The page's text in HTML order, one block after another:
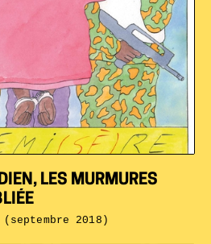
LES MURMURES
2018)